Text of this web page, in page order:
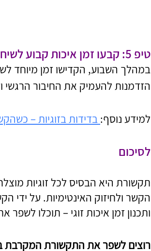
טיפ 5: קבעו זמן איכות קבוע לשיחה
במהלך השבוע, הקדישו זמן מיוחד
הזדמנות להעמיק את החיבור
למידע נוסף: בדידות בזוגיות –
לסיכום
תקשורת היא הבסיס לכל זוגיות
הקשר ולחיזוק האינטימיות. על
ותכנון זמן איכות זוגי – תוכלו
רוצים לשפר את התקשורת המקרבת